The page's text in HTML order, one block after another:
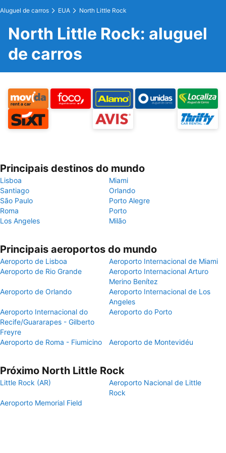
Aluguel de carros EUA North Little Rock
North Little Rock: aluguel
de carros
Principais destinos do mundo
Lisboa
Miami
Santiago
Orlando
São Paulo
Porto Alegre
Roma
Porto
Los Angeles
Milão
Principais aeroportos do mundo
Aeroporto de Lisboa
Aeroporto Internacional de Miami
Aeroporto de Rio Grande
Aeroporto Internacional Arturo
Merino Benítez
Aeroporto de Orlando
Aeroporto Internacional de Los
Angeles
Aeroporto Internacional do
Recife/Guararapes - Gilberto
Freyre
Aeroporto do Porto
Aeroporto de Roma - Fiumicino Aeroporto de Montevidéu
Próximo North Little Rock
Little Rock (AR)
Aeroporto Nacional de Little
Rock
Aeroporto Memorial Field